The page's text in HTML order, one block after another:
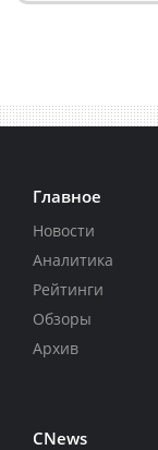
Главное
Новости
Аналитика
Рейтинги
Обзоры
Архив
CNews